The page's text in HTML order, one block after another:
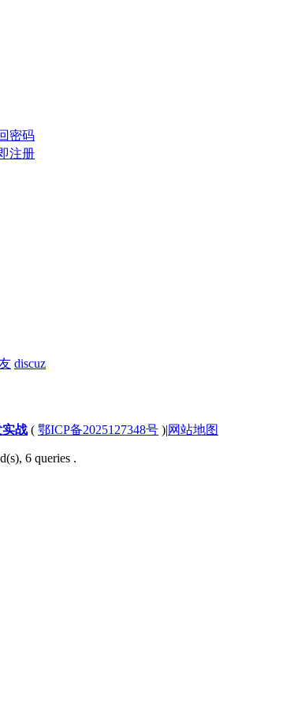
密码
注册
discuz
战 ( 鄂ICP备2025127348号 )|网站地图
6 queries .